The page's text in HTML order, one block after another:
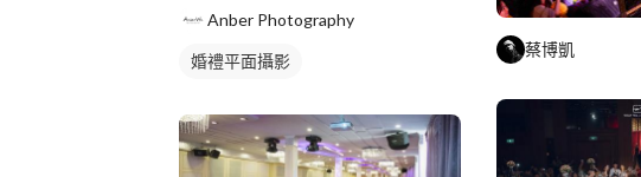
Anber Photography
婚禮平面攝影
蔡博凱